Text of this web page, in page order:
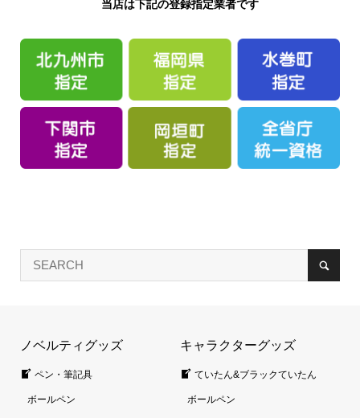
当店は下記の登録指定業者です
ノベルティグッズ
ペン・筆記具
ボールペン
キャラクターグッズ
ていたん&ブラックていたん
ボールペン